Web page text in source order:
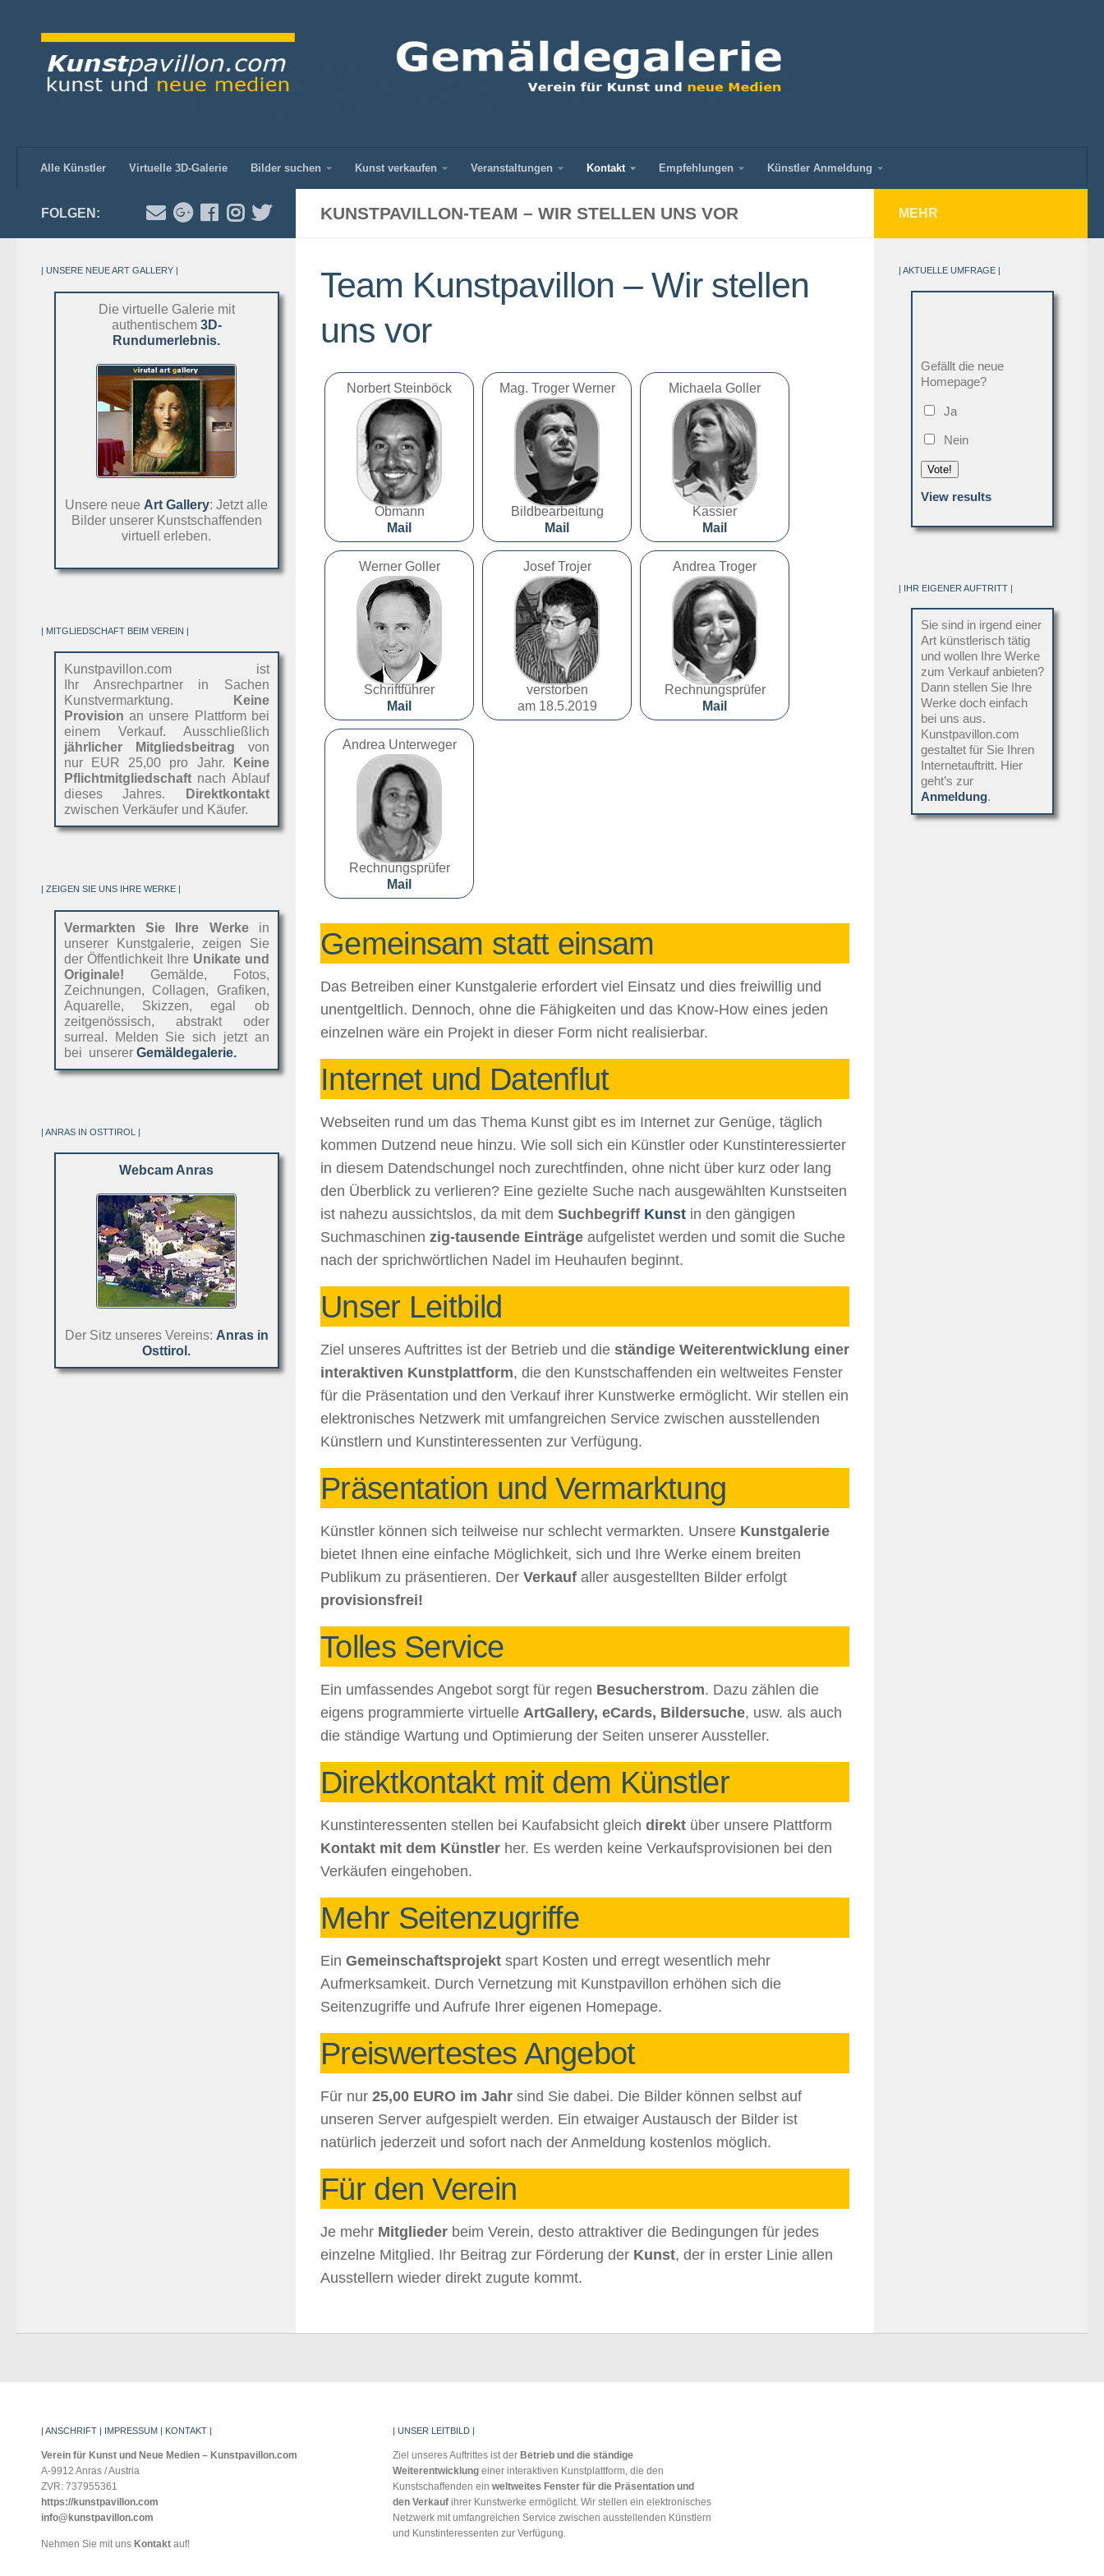
Alle Künstler Virtuelle 3D-Galerie Bilder suchen Kunst verkaufen Veranstaltungen Kontakt Empfehlungen Künstler Anmeldung
KUNSTPAVILLON-TEAM – WIR STELLEN UNS VOR
Team Kunstpavillon – Wir stellen
uns vor
Norbert Steinböck
Obmann
Mail
Mag. Troger Werner
Bildbearbeitung
Mail
Michaela Goller
Kassier
Mail
Werner Goller
Schriftführer
Mail
Josef Trojer
verstorben
am 18.5.2019
Andrea Troger
Rechnungsprüfer
Mail
Andrea Unterweger
Rechnungsprüfer
Mail
Gemeinsam statt einsam
Das Betreiben einer Kunstgalerie erfordert viel Einsatz und dies freiwillig und
unentgeltlich. Dennoch, ohne die Fähigkeiten und das Know-How eines jeden
einzelnen wäre ein Projekt in dieser Form nicht realisierbar.
Internet und Datenflut
Webseiten rund um das Thema Kunst gibt es im Internet zur Genüge, täglich
kommen Dutzend neue hinzu. Wie soll sich ein Künstler oder Kunstinteressierter
in diesem Datendschungel noch zurechtfinden, ohne nicht über kurz oder lang
den Überblick zu verlieren? Eine gezielte Suche nach ausgewählten Kunstseiten
ist nahezu aussichtslos, da mit dem Suchbegriff Kunst in den gängigen
Suchmaschinen zig-tausende Einträge aufgelistet werden und somit die Suche
nach der sprichwörtlichen Nadel im Heuhaufen beginnt.
Unser Leitbild
Ziel unseres Auftrittes ist der Betrieb und die ständige Weiterentwicklung einer
interaktiven Kunstplattform, die den Kunstschaffenden ein weltweites Fenster
für die Präsentation und den Verkauf ihrer Kunstwerke ermöglicht. Wir stellen ein
elektronisches Netzwerk mit umfangreichen Service zwischen ausstellenden
Künstlern und Kunstinteressenten zur Verfügung.
Präsentation und Vermarktung
Künstler können sich teilweise nur schlecht vermarkten. Unsere Kunstgalerie
bietet Ihnen eine einfache Möglichkeit, sich und Ihre Werke einem breiten
Publikum zu präsentieren. Der Verkauf aller ausgestellten Bilder erfolgt
provisionsfrei!
Tolles Service
Ein umfassendes Angebot sorgt für regen Besucherstrom. Dazu zählen die
eigens programmierte virtuelle ArtGallery, eCards, Bildersuche, usw. als auch
die ständige Wartung und Optimierung der Seiten unserer Aussteller.
Direktkontakt mit dem Künstler
Kunstinteressenten stellen bei Kaufabsicht gleich direkt über unsere Plattform
Kontakt mit dem Künstler her. Es werden keine Verkaufsprovisionen bei den
Verkäufen eingehoben.
Mehr Seitenzugriffe
Ein Gemeinschaftsprojekt spart Kosten und erregt wesentlich mehr
Aufmerksamkeit. Durch Vernetzung mit Kunstpavillon erhöhen sich die
Seitenzugriffe und Aufrufe Ihrer eigenen Homepage.
Preiswertestes Angebot
Für nur 25,00 EURO im Jahr sind Sie dabei. Die Bilder können selbst auf
unseren Server aufgespielt werden. Ein etwaiger Austausch der Bilder ist
natürlich jederzeit und sofort nach der Anmeldung kostenlos möglich.
Für den Verein
Je mehr Mitglieder beim Verein, desto attraktiver die Bedingungen für jedes
einzelne Mitglied. Ihr Beitrag zur Förderung der Kunst, der in erster Linie allen
Ausstellern wieder direkt zugute kommt.
FOLGEN:
| UNSERE NEUE ART GALLERY |
Die virtuelle Galerie mit
authentischem 3D-
Rundumerlebnis.
Unsere neue Art Gallery: Jetzt alle
Bilder unserer Kunstschaffenden
virtuell erleben.
| MITGLIEDSCHAFT BEIM VEREIN |
Kunstpavillon.com ist
Ihr Ansrechpartner in Sachen
Kunstvermarktung.
Keine
Provision an unsere Plattform bei
einem Verkauf. Ausschließlich
jährlicher Mitgliedsbeitrag von
nur EUR 25,00 pro Jahr.
Keine
Pflichtmitgliedschaftnach Ablauf
dieses Jahres.
Direktkontakt
zwischen Verkäufer und Käufer.
| ZEIGEN SIE UNS IHRE WERKE |
Vermarkten Sie Ihre Werkein
unserer Kunstgalerie, zeigen Sie
der Öffentlichkeit Ihre Unikate und
Originale! Gemälde, Fotos,
Zeichnungen, Collagen, Grafiken,
Aquarelle, Skizzen, egal ob
zeitgenössisch, abstrakt oder
surreal. Melden Sie sich jetzt an
bei unserer Gemäldegalerie.
| ANRAS IN OSTTIROL |
Webcam Anras
Der Sitz unseres Vereins: Anras in
Osttirol.
MEHR
| AKTUELLE UMFRAGE |
Gefällt die neue
Homepage?
Ja
Nein
Vote!
View results
| IHR EIGENER AUFTRITT |
Sie sind in irgend einer
Art künstlerisch tätig
und wollen Ihre Werke
zum Verkauf anbieten?
Dann stellen Sie Ihre
Werke doch einfach
bei uns aus.
Kunstpavillon.com
gestaltet für Sie Ihren
Internetauftritt. Hier
geht’s zur
Anmeldung.
| ANSCHRIFT | IMPRESSUM | KONTAKT |
Verein für Kunst und Neue Medien – Kunstpavillon.com
A-9912 Anras / Austria
ZVR: 737955361
https://kunstpavillon.com
info@kunstpavillon.com
Nehmen Sie mit uns Kontakt auf!
| UNSER LEITBILD |
Ziel unseres Auftrittes ist der Betrieb und die ständige
Weiterentwicklung einer interaktiven Kunstplattform, die den
Kunstschaffenden ein weltweites Fenster für die Präsentation und
den Verkauf ihrer Kunstwerke ermöglicht. Wir stellen ein elektronisches
Netzwerk mit umfangreichen Service zwischen ausstellenden Künstlern
und Kunstinteressenten zur Verfügung.